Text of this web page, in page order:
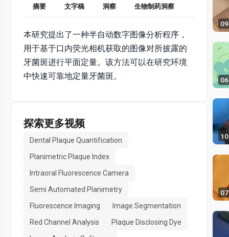
摘要 文字稿 洞察 生物制药洞察
本研究提出了一种半自动数字图像分析程序，
用于基于口内荧光相机获取的图像对所披露的
牙菌斑进行平面定量。该方法可以在研究环境
中快速可靠地定量牙菌斑。
探索更多视频
Dental Plaque Quantification
Planimetric Plaque Index
Intraoral Fluorescence Camera
Semi Automated Planimetry
Fluorescence Imaging
Image Segmentation
Red Channel Analysis
Plaque Disclosing Dye